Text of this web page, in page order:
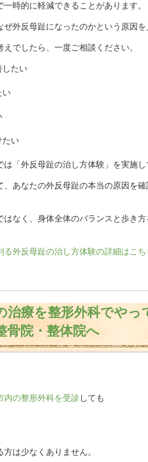
時的に軽減できることがあります。
ぜ外反母趾になったのかという原因
でしたら、一度ご相談ください。
したい
い
たい
は「外反母趾の治し方体験」を実施
、あなたの外反母趾の本当の原因を
はなく、身体全体のバランスと歩き
る外反母趾の治し方体験の詳細はこち
治療を整形外科でや
骨院・整体院へ
内の整形外科を受診しても
は少なくありません。